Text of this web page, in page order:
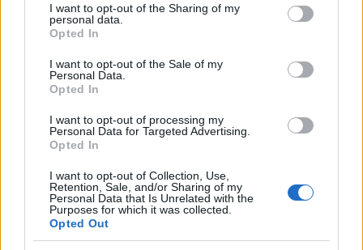
disclose it to other third parties.
Please note that this website/app uses one or more Google
services and may gather and store information including but
not limited to your visit or usage behaviour. You may click to
grant or deny consent to Google and its third-party tags to
consent section.
I want to opt-out of the Sharing of my
personal data.
Opted In
I want to opt-out of the Sale of my
Personal Data.
Opted In
I want to opt-out of processing my
Personal Data for Targeted Advertising.
Opted In
I want to opt-out of Collection, Use,
Retention, Sale, and/or Sharing of my
Personal Data that Is Unrelated with the
Purposes for which it was collected.
Opted Out
L'inaugurazione /
Musica /Love Sensation, il primo duetto di Madonna e Kylie
Minogue